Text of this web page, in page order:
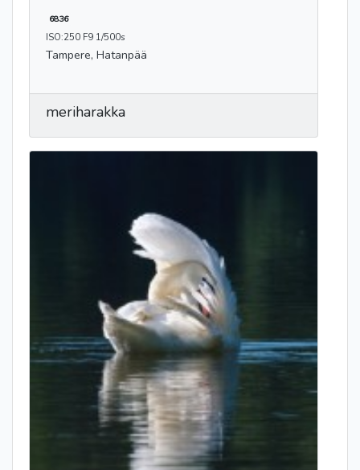
6836
ISO:250 F9 1/500s
Tampere, Hatanpää
meriharakka